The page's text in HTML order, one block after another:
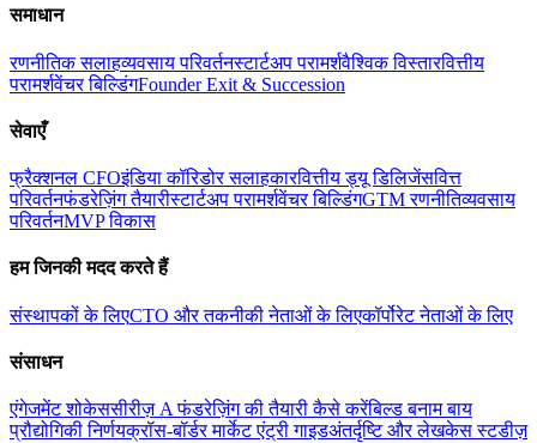
समाधान
रणनीतिक सलाहव्यवसाय परिवर्तनस्टार्टअप परामर्शवैश्विक विस्तारवित्तीय
परामर्शवेंचर बिल्डिंगFounder Exit & Succession
सेवाएँ
फ्रैक्शनल CFOइंडिया कॉरिडोर सलाहकारवित्तीय ड्यू डिलिजेंसवित्त
परिवर्तनफंडरेज़िंग तैयारीस्टार्टअप परामर्शवेंचर बिल्डिंगGTM रणनीतिव्यवसाय
परिवर्तनMVP विकास
हम जिनकी मदद करते हैं
संस्थापकों के लिएCTO और तकनीकी नेताओं के लिएकॉर्पोरेट नेताओं के लिए
संसाधन
एंगेजमेंट शोकेससीरीज़ A फंडरेज़िंग की तैयारी कैसे करेंबिल्ड बनाम बाय
प्रौद्योगिकी निर्णयक्रॉस-बॉर्डर मार्केट एंट्री गाइडअंतर्दृष्टि और लेखकेस स्टडीज़